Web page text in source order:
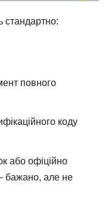
стандартно:
повного
коду
або офіційно
бажано, але не